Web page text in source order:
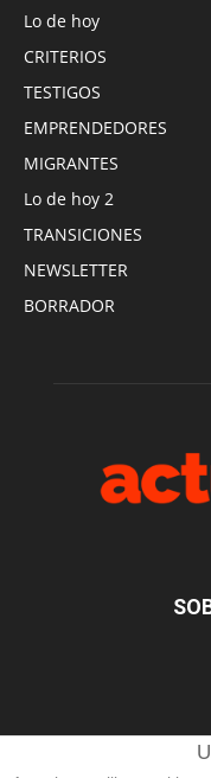
Lo de hoy
CRITERIOS
TESTIGOS
EMPRENDEDORES
MIGRANTES
Lo de hoy 2
TRANSICIONES
NEWSLETTER
BORRADOR